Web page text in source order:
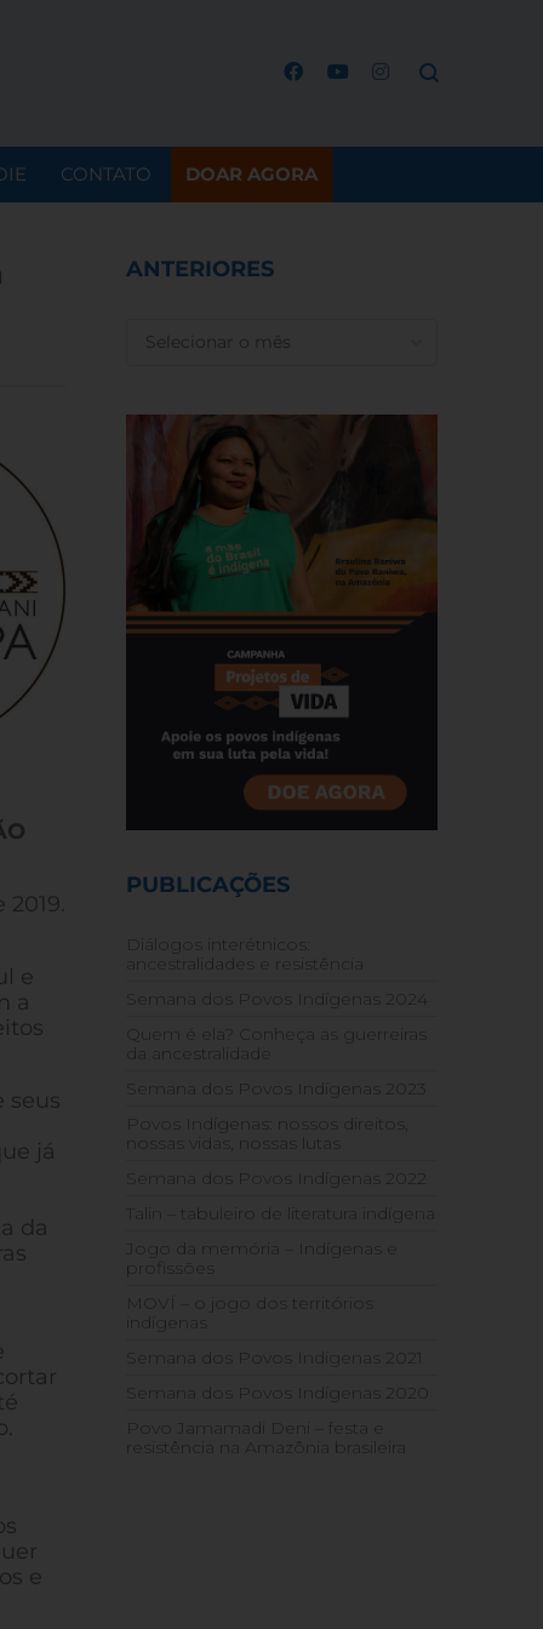
CONTATO DOAR AGORA
2019.
e
a
seus
já
da
e
ANTERIORES
PUBLICAÇÕES
Diálogos interétnicos:
ancestralidades e resistência
Semana dos Povos Indígenas 2024
Quem é ela? Conheça as guerreiras
da ancestralidade
Semana dos Povos Indígenas 2023
Povos Indígenas: nossos direitos,
nossas vidas, nossas lutas
Semana dos Povos Indígenas 2022
Talin – tabuleiro de literatura indígena
Jogo da memória – Indígenas e
profissões
MOVÍ – o jogo dos territórios
indígenas
Semana dos Povos Indígenas 2021
Semana dos Povos Indígenas 2020
Povo Jamamadi Deni – festa e
resistência na Amazônia brasileira